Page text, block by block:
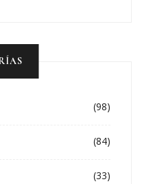
(98)
(84)
(33)